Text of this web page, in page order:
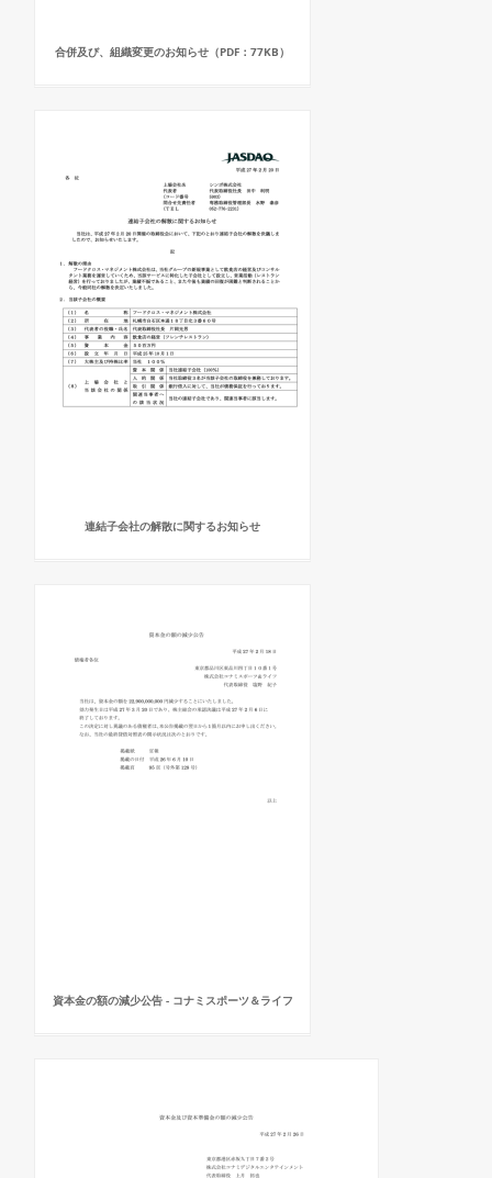
合併及び、組織変更のお知らせ（PDF：77KB）
連結子会社の解散に関するお知らせ
資本金の額の減少公告 - コナミスポーツ＆ライフ